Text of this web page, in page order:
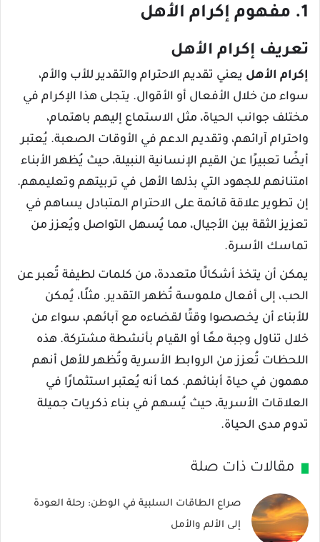
1. مفهوم إكرام الأهل
تعريف إكرام الأهل
إكرام الأهل يعني تقديم الاحترام والتقدير للأب والأم،
سواء من خلال الأفعال أو الأقوال. يتجلى هذا الإكرام في
مختلف جوانب الحياة، مثل الاستماع إليهم باهتمام،
واحترام آرائهم، وتقديم الدعم في الأوقات الصعبة. يُعتبر
أيضًا تعبيرًا عن القيم الإنسانية النبيلة، حيث يُظهر الأبناء
امتنانهم للجهود التي بذلها الأهل في تربيتهم وتعليمهم.
إن تطوير علاقة قائمة على الاحترام المتبادل يساهم في
تعزيز الثقة بين الأجيال، مما يُسهل التواصل ويُعزز من
تماسك الأسرة.
يمكن أن يتخذ أشكالًا متعددة، من كلمات لطيفة تُعبر عن
الحب، إلى أفعال ملموسة تُظهر التقدير. مثلًا، يُمكن
للأبناء أن يخصصوا وقتًا لقضاءه مع آبائهم، سواء من
خلال تناول وجبة معًا أو القيام بأنشطة مشتركة. هذه
اللحظات تُعزز من الروابط الأسرية وتُظهر للأهل أنهم
مهمون في حياة أبنائهم. كما أنه يُعتبر استثمارًا في
العلاقات الأسرية، حيث يُسهم في بناء ذكريات جميلة
تدوم مدى الحياة.
مقالات ذات صلة
صراع الطاقات السلبية في الوطن: رحلة العودة
إلى الألم والأمل